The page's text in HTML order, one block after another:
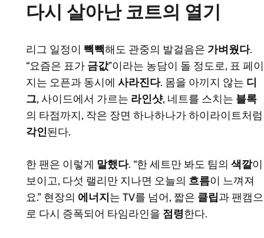
다시 살아난 코트의 열기
리그 일정이 빽빽해도 관중의 발걸음은 가벼웠다.
“요즘은 표가 금값”이라는 농담이 돌 정도로, 표 페이
지는 오픈과 동시에 사라진다. 몸을 아끼지 않는 디
그, 사이드에서 가르는 라인샷, 네트를 스치는 블록
의 타점까지, 작은 장면 하나하나가 하이라이트처럼
각인된다.
한 팬은 이렇게 말했다. “한 세트만 봐도 팀의 색깔이
보이고, 다섯 랠리만 지나면 오늘의 흐름이 느껴져
요.” 현장의 에너지 는 TV를 넘어, 짧은 클립과 팬캠으
로 다시 증폭되어 타임라인을 점령한다.